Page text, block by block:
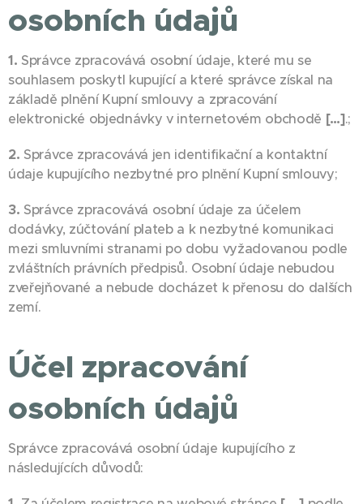
osobních údajů
1. Správce zpracovává osobní údaje, které mu se
souhlasem poskytl kupující a které správce získal na
základě plnění Kupní smlouvy a zpracování
elektronické objednávky v internetovém obchodě […].;
2. Správce zpracovává jen identifikační a kontaktní
údaje kupujícího nezbytné pro plnění Kupní smlouvy;
3. Správce zpracovává osobní údaje za účelem
dodávky, zúčtování plateb a k nezbytné komunikaci
mezi smluvními stranami po dobu vyžadovanou podle
zvláštních právních předpisů. Osobní údaje nebudou
zveřejňované a nebude docházet k přenosu do dalších
zemí.
Účel zpracování
osobních údajů
Správce zpracovává osobní údaje kupujícího z
následujících důvodů: